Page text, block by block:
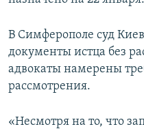
В Симферополе суд
документы истца без
адвокаты намерены
рассмотрения.
«Несмотря на то, что